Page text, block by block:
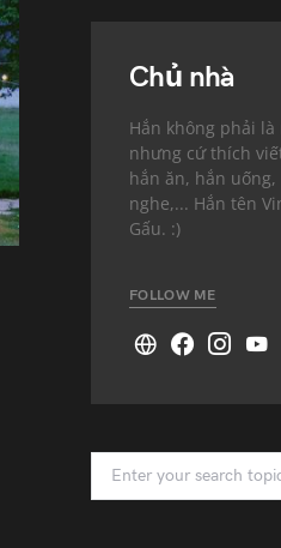
Chủ nhà
Hắn không phải
nhưng cứ thích
hắn ăn, hắn
nghe,... Hắn tên
Gấu. :)
FOLLOW ME